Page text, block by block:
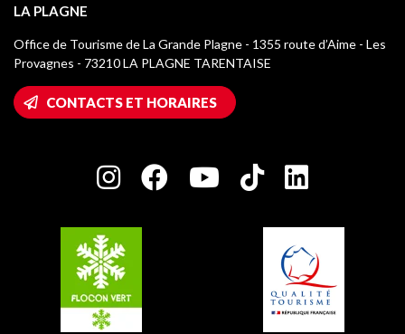
Taxe de séjour
Médiathèque
Logos La Plagne
Accès Wifi
Maison des Propriétaires
Charte des Acteurs Engagés
Montchavin - Les Coches
Champagny-en-Vanoise
Plagne 1800
Plagne Villages
Plagne Aime 2000
LA PLAGNE
Office de Tourisme de La Grande Plagne - 1355 route d’Aime - Les
Provagnes - 73210 LA PLAGNE TARENTAISE
CONTACTS ET HORAIRES